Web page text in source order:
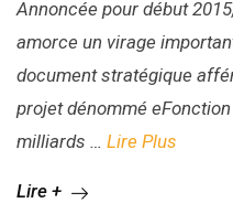
Annoncée pour début
amorce un virage
document stratégique
projet dénommé
milliards … Lire Plus
Lire +